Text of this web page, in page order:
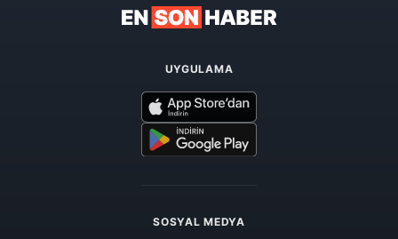
UYGULAMA
SOSYAL MEDYA